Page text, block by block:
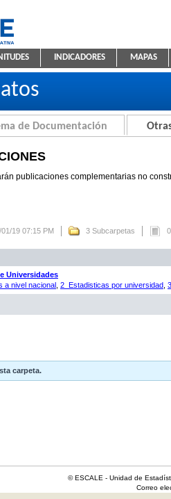
Educativa
INDICADORES MAPAS
de Documentación
publicaciones complementarias no
19 07:15 PM 3 Subcarpetas
Universidades
a nivel nacional 2_Estadisticas por universidad
carpeta.
© ESCALE - Unidad de
Correo